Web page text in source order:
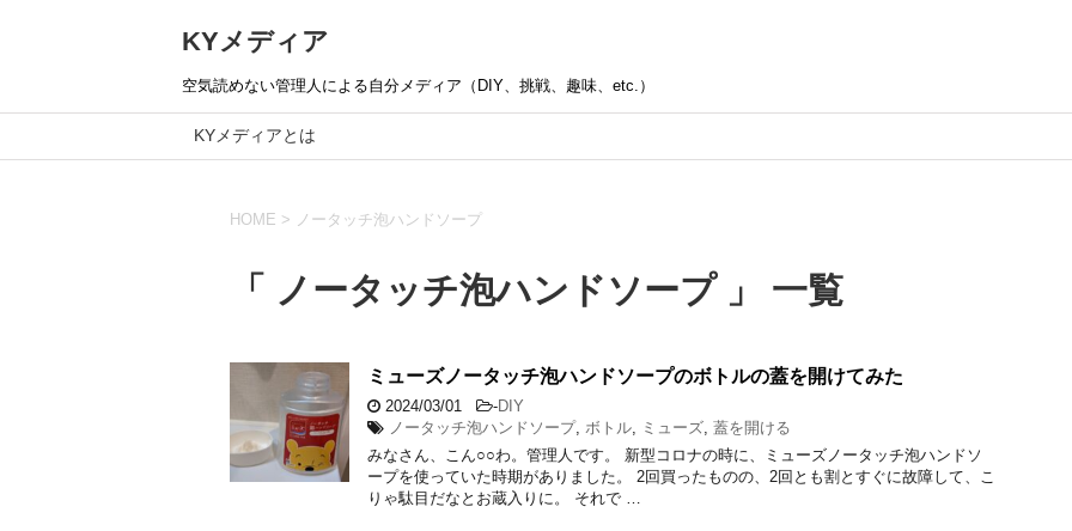
KYメディア
空気読めない管理人による自分メディア（DIY、挑戦、趣味、etc.）
KYメディアとは
HOME > ノータッチ泡ハンドソープ
「 ノータッチ泡ハンドソープ 」 一覧
ミューズノータッチ泡ハンドソープのボトルの蓋を開けてみた
2024/03/01 -DIY
ノータッチ泡ハンドソープ, ボトル, ミューズ, 蓋を開ける
みなさん、こん○○わ。管理人です。 新型コロナの時に、ミューズノータッチ泡ハンドソ
ープを使っていた時期がありました。 2回買ったものの、2回とも割とすぐに故障して、こ
りゃ駄目だなとお蔵入りに。 それで …